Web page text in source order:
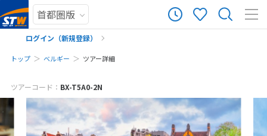
ログイン（新規登録）
まだ登録がありません
トップ ベルギー ツアー詳細
は発生しません。お気軽にご予約・お問い合わせください。
※該当ツアーをご予約・お問い合わせいただく前に、ツアー画面をキャプチ
ャして保存してください。
ツアーコード： BX-T5A0-2N